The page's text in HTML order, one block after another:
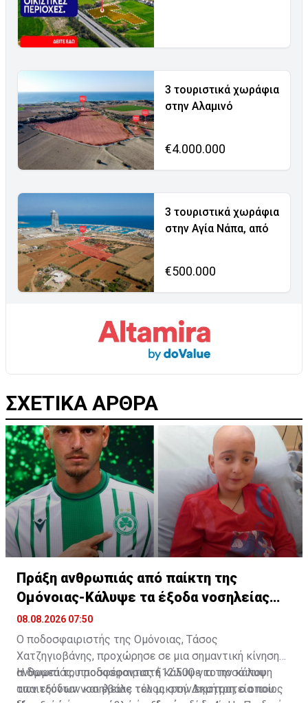
3 τουριστικά χωράφια
στην Αλαμινό
€4.000.000
3 τουριστικά χωράφια
στην Αγία Νάπα, από
€500.000
ΣΧΕΤΙΚΑ ΑΡΘΡΑ
Πράξη ανθρωπιάς από παίκτη της
Ομόνοιας-Κάλυψε τα έξοδα νοσηλείας
παιδιού
08.08.2026 07:50
Ο ποδοσφαιριστής της Ομόνοιας, Τάσος
Χατζηγιοβάνης, προχώρησε σε μια σημαντική κίνηση
ανθρωπιάς, προσφέροντας €12.500 για την κάλυψη
των εξόδων νοσηλείας του μικρού Δημήτρη, ο οποίος
Η δωρεά του ποδοσφαιριστή κάλυψε το ποσό που
απαιτούνταν και έβαλε τέλος στην εκστρατεία που